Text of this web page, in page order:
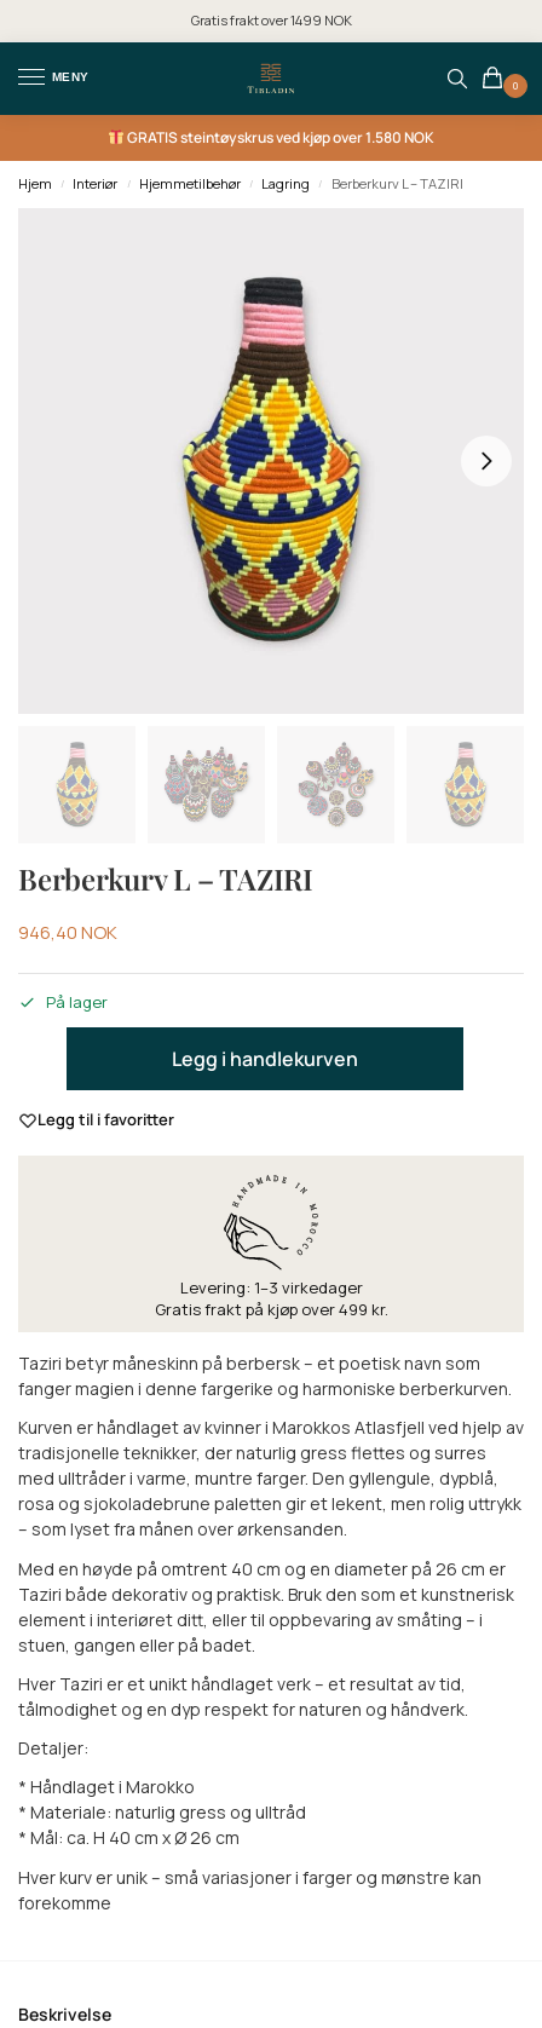
Gratis frakt over 1499 NOK
MENY
0
GRATISsteintøyskrus ved kjøp over 1.580 NOK
Hjem / Interiør / Hjemmetilbehør / Lagring / Berberkurv L – TAZIRI
Berberkurv L – TAZIRI
946,40NOK
På lager
Legg i handlekurven
Legg til i favoritter
Levering: 1–3 virkedager
Gratis frakt på kjøp over 499 kr.
Taziri betyr måneskinn på berbersk – et poetisk navn som
fanger magien i denne fargerike og harmoniske berberkurven.
Kurven er håndlaget av kvinner i Marokkos Atlasfjell ved hjelp av
tradisjonelle teknikker, der naturlig gress flettes og surres
med ulltråder i varme, muntre farger. Den gyllengule, dypblå,
rosa og sjokoladebrune paletten gir et lekent, men rolig uttrykk
– som lyset fra månen over ørkensanden.
Med en høyde på omtrent 40 cm og en diameter på 26 cm er
Taziri både dekorativ og praktisk. Bruk den som et kunstnerisk
element i interiøret ditt, eller til oppbevaring av småting – i
stuen, gangen eller på badet.
Hver Taziri er et unikt håndlaget verk – et resultat av tid,
tålmodighet og en dyp respekt for naturen og håndverk.
Detaljer:
* Håndlaget i Marokko
* Materiale: naturlig gress og ulltråd
* Mål: ca. H 40 cm x Ø 26 cm
Hver kurv er unik – små variasjoner i farger og mønstre kan
forekomme
Beskrivelse